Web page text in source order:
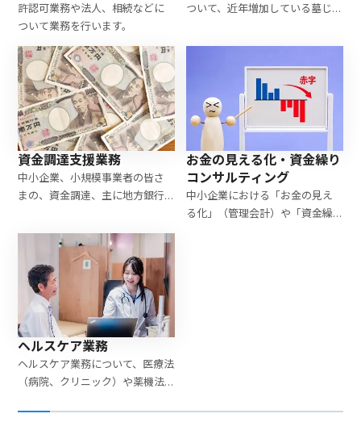
許認可業務や法人、相続などに
ついて業務を行います。
ついて、近年増加している墓じま
がら、円滑に墓じまいの業務を
資金調達支援業務
中小企業、小規模事業者の皆さ
まの、資金調達、主に地方銀行
からの融資取引について支援を
します。具体的には創業計画書の
作成、事業計画書の作成を行
い、各金融機関と調整等行いま
す。
お金の見える化・資金繰り
コンサルティング
中小企業における「お金の見え
る化」（管理会計）や「資金繰
ヘルスケア業務
ヘルスケア業務について、医療法
（病院、クリニック）や薬機法